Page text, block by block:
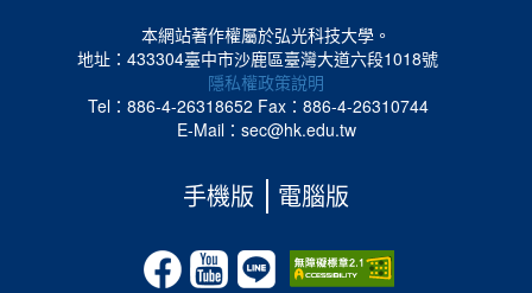
本網站著作權屬於弘光科技大學。
地址：433304臺中市沙鹿區臺灣大道六段1018號
隱私權政策說明
Tel：886-4-26318652 Fax：886-4-26310744
E-Mail：sec@hk.edu.tw
手機版 電腦版